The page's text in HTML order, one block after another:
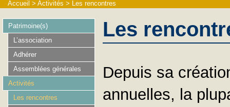
Accueil > Activités > Les rencontres
Les
Depuis sa
annuelles, la
Patrimoine(s)
L’association
Adhérer
Assemblées générales
Activités
Les rencontres